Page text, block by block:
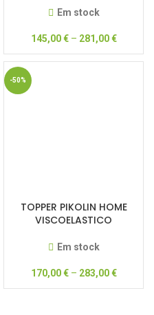
Em stock
145,00€– 281,00€
-50%
TOPPER PIKOLIN HOME
VISCOELASTICO
Em stock
170,00€– 283,00€